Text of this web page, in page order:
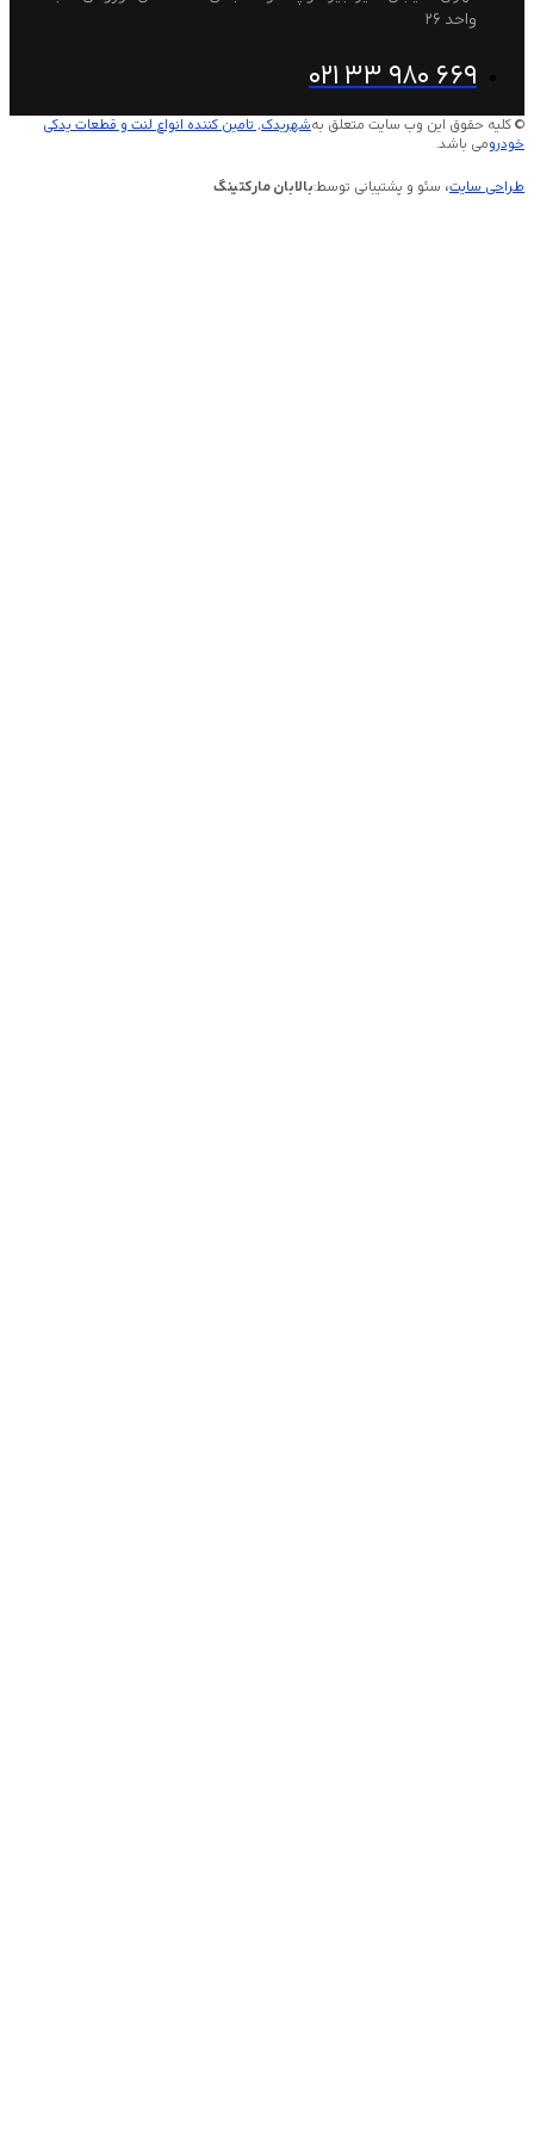
021 33 980
وب سایت متعلق بهشهریدک, تامین کننده انواع لنت و قطعات یدکی
، سئو و پشتیبانی توسط:بالابان مارکتینگ